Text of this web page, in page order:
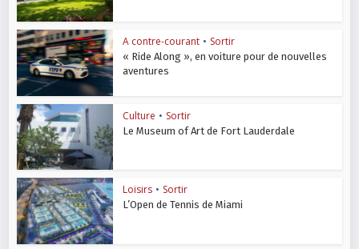
A contre-courant • Sortir
« Ride Along », en voiture pour de nouvelles
aventures
Culture • Sortir
Le Museum of Art de Fort Lauderdale
Loisirs • Sortir
L’Open de Tennis de Miami